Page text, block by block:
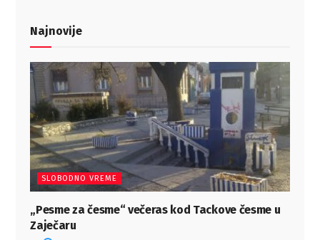
Najnovije
SLOBODNO VREME
„Pesme za česme“ večeras kod Tackove česme u
Zaječaru